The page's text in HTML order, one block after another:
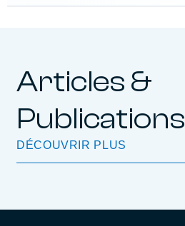
Articles &
Publications
DÉCOUVRIR PLUS